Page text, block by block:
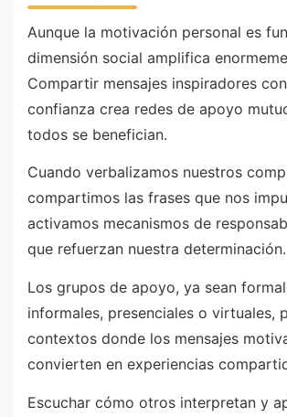
Aunque la motivación personal es
dimensión social amplifica
Compartir mensajes inspiradores
confianza crea redes de apoyo
todos se benefician.
Cuando verbalizamos nuestros
compartimos las frases que nos
activamos mecanismos de
que refuerzan nuestra determinación.
Los grupos de apoyo, ya sean
informales, presenciales o virtuales,
contextos donde los mensajes
convierten en experiencias
Escuchar cómo otros interpretan y